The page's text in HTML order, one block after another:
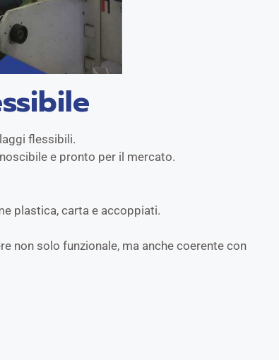
flessibili.
e pronto per il mercato.
plastica, carta e accoppiati.
non solo funzionale, ma anche coerente con